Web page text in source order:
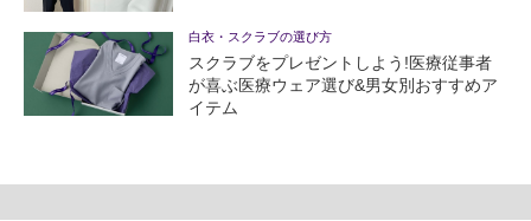
白衣・スクラブの選び方
スクラブをプレゼントしよう!医療従事者
が喜ぶ医療ウェア選び&男女別おすすめア
イテム